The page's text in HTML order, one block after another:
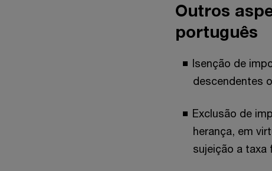
Outros
português
Isenção de
descendentes
Exclusão de
herança, em
sujeição a taxa